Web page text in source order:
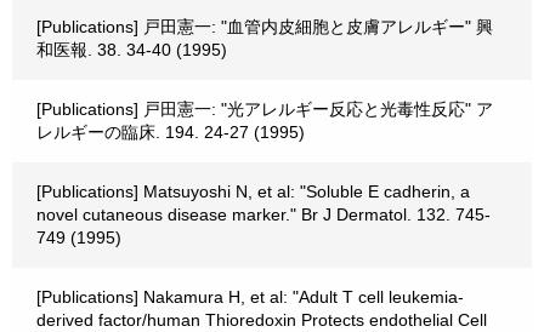
[Publications] 戸田憲一: "血管内皮細胞と皮膚アレルギー" 興
和医報. 38. 34-40 (1995)
[Publications] 戸田憲一: "光アレルギー反応と光毒性反応" ア
レルギーの臨床. 194. 24-27 (1995)
[Publications] Matsuyoshi N, et al: "Soluble E cadherin, a
novel cutaneous disease marker." Br J Dermatol. 132. 745-
749 (1995)
[Publications] Nakamura H, et al: "Adult T cell leukemia-
derived factor/human Thioredoxin Protects endothelial Cell